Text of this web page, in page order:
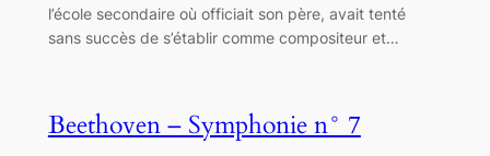
l’école secondaire où officiait son père, avait tenté
sans succès de s’établir comme compositeur et…
Beethoven – Symphonie n° 7